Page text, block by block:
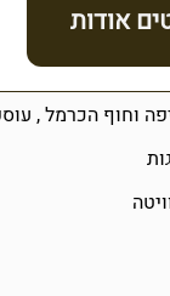
אודות
וחוף הכרמל,